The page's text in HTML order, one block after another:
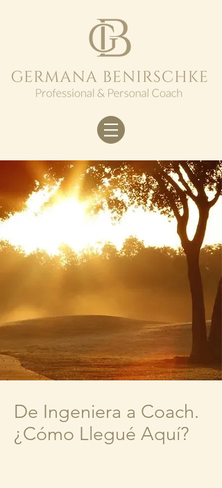
De Ingeniera a Coach.
¿Cómo Llegué Aquí?